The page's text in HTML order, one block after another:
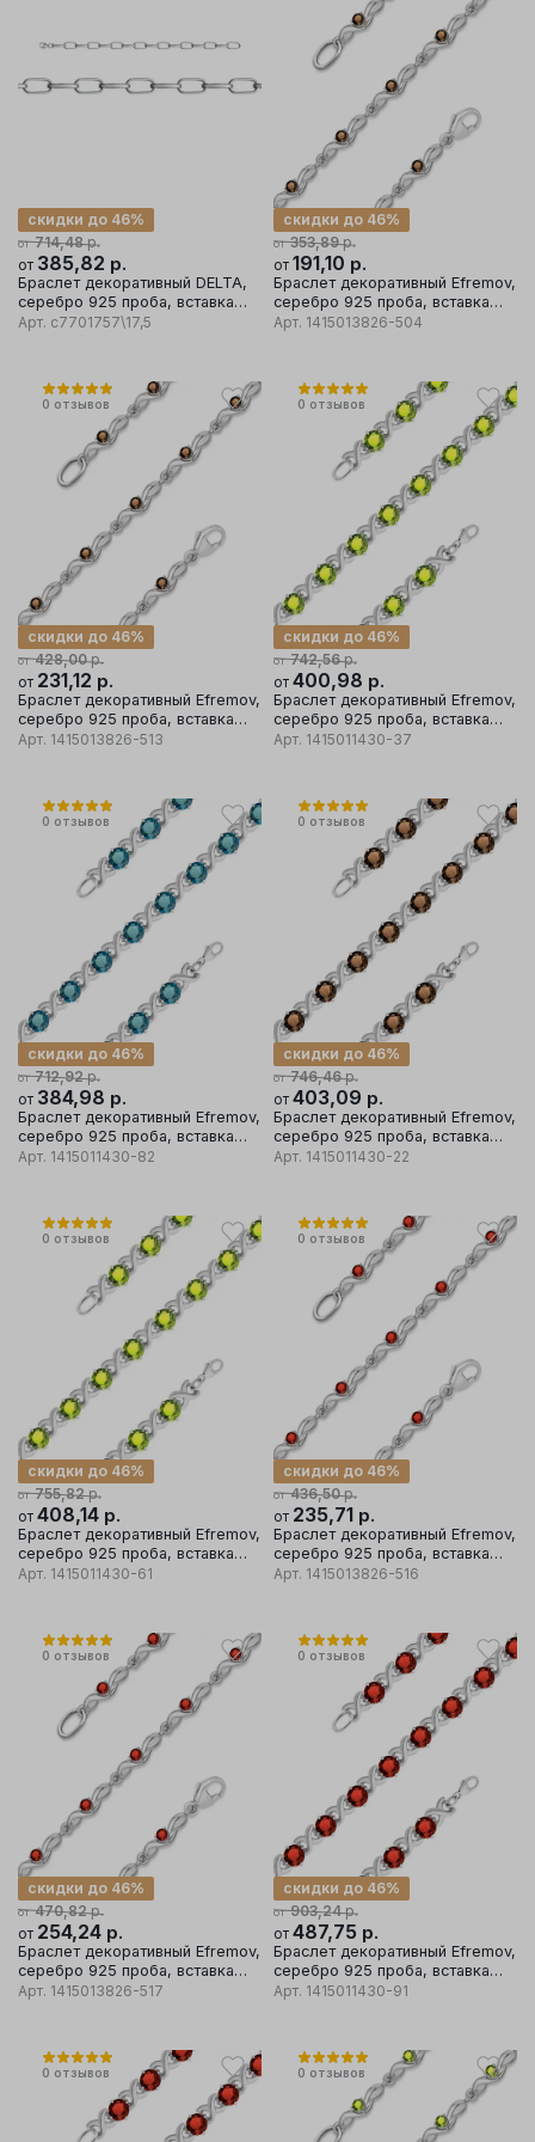
от 714,48р.
скидки до 46%
от 385,82 р.
Браслет декоративный DELTA,
серебро 925 проба, вставка
фианит
Арт. с7701757\17,5
от 353,89р.
скидки до 46%
от 191,10 р.
Браслет декоративный Efremov,
серебро 925 проба, вставка
раухтопаз
Арт. 1415013826-504
0 отзывов
от 428,00р.
скидки до 46%
от 231,12 р.
Браслет декоративный Efremov,
серебро 925 проба, вставка
раухтопаз
Арт. 1415013826-513
0 отзывов
от 742,56р.
скидки до 46%
от 400,98 р.
Браслет декоративный Efremov,
серебро 925 проба, вставка
хризолит
Арт. 1415011430-37
0 отзывов
от 712,92р.
скидки до 46%
от 384,98 р.
Браслет декоративный Efremov,
серебро 925 проба, вставка
топаз
Арт. 1415011430-82
0 отзывов
от 746,46р.
скидки до 46%
от 403,09 р.
Браслет декоративный Efremov,
серебро 925 проба, вставка
раухтопаз
Арт. 1415011430-22
0 отзывов
от 755,82р.
скидки до 46%
от 408,14 р.
Браслет декоративный Efremov,
серебро 925 проба, вставка
хризолит
Арт. 1415011430-61
0 отзывов
от 436,50р.
скидки до 46%
от 235,71 р.
Браслет декоративный Efremov,
серебро 925 проба, вставка
гранат
Арт. 1415013826-516
0 отзывов
от 470,82р.
скидки до 46%
от 254,24 р.
Браслет декоративный Efremov,
серебро 925 проба, вставка
гранат
Арт. 1415013826-517
0 отзывов
от 903,24р.
скидки до 46%
от 487,75 р.
Браслет декоративный Efremov,
серебро 925 проба, вставка
гранат
Арт. 1415011430-91
0 отзывов 0 отзывов